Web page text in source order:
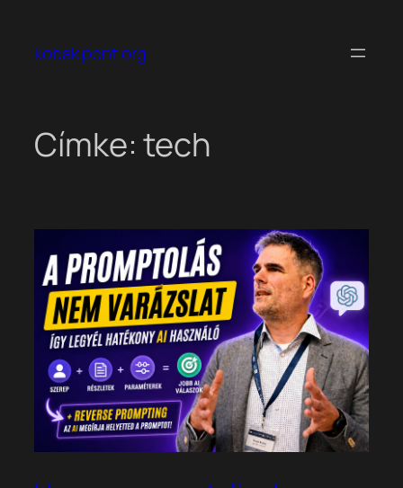
tartalomhoz
kobak pont org
Címke:tech